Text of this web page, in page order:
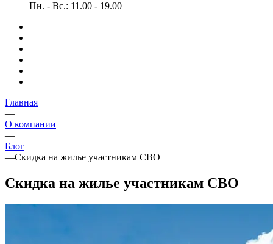
Пн. - Вс.: 11.00 - 19.00
Главная
—
О компании
—
Блог
—Скидка на жилье участникам СВО
Скидка на жилье участникам СВО